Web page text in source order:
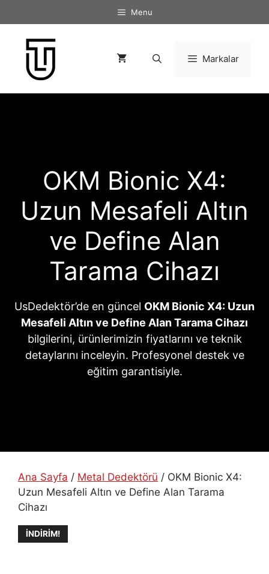
atla
Menu
Markalar
OKM Bionic X4:
Uzun Mesafeli Altın
ve Define Alan
Tarama Cihazı
UsDedektör’de en güncel OKM Bionic X4: Uzun
Mesafeli Altın ve Define Alan Tarama Cihazı
bilgilerini, ürünlerimizin fiyatlarını ve teknik
detaylarını inceleyin. Profesyonel destek ve
eğitim garantisiyle.
Ana Sayfa / Metal Dedektörü / OKM Bionic X4:
Uzun Mesafeli Altın ve Define Alan Tarama
Cihazı
İNDIRIM!